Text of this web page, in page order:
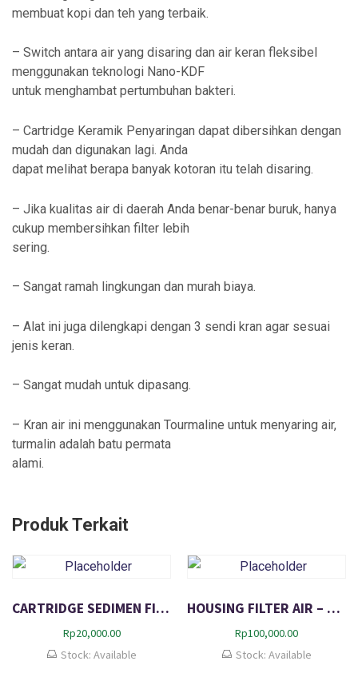
membuat kopi dan teh yang terbaik.
– Switch antara air yang disaring dan air keran fleksibel
menggunakan teknologi Nano-KDF
untuk menghambat pertumbuhan bakteri.
– Cartridge Keramik Penyaringan dapat dibersihkan dengan
mudah dan digunakan lagi. Anda
dapat melihat berapa banyak kotoran itu telah disaring.
– Jika kualitas air di daerah Anda benar-benar buruk, hanya
cukup membersihkan filter lebih
sering.
– Sangat ramah lingkungan dan murah biaya.
– Alat ini juga dilengkapi dengan 3 sendi kran agar sesuai
jenis keran.
– Sangat mudah untuk dipasang.
– Kran air ini menggunakan Tourmaline untuk menyaring air,
turmalin adalah batu permata
alami.
Produk Terkait
CARTRIDGE SEDIMEN FILTER AIR 10 inch – Isi Ulang Filter Saringan Air
Rp20,000.00
Stock: Available
HOUSING FILTER AIR – TABUNG PENYARING AIR 10 Inch – Drat 3/4
Rp100,000.00
Stock: Available